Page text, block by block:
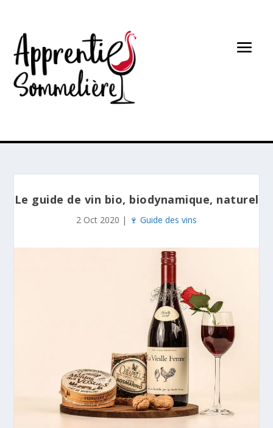
Le guide de vin bio, biodynamique, naturel
2 Oct 2020 | 🍷 Guide des vins